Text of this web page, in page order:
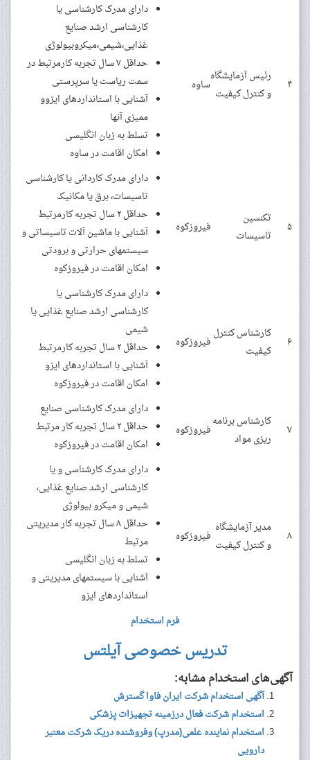
۴
رئیس آزمایشگاه
و کنترل کیفیت
ساوه
دارای مدرک کارشناسی یا
کارشناسی ارشد صنایع
غذایی،شیمی،میکروبیولوژی
حداقل ۷ سال تجربه کارمرتبط در
سمت ریاست یا سرپرستی
آشنایی با استانداردهای ایزوو
ممیزی آنها
تسلط به زبان انگلیسی
امکان اقامت در ساوه
۵
تکنسین
تاسیسات
فیروزکوه
دارای مدرک کاردانی یا کارشناسی
تاسیسات، برق یا مکانیک
حداقل ۲ سال تجربه کارمرتبط
آشنایی با ماشین آلات تاسیساتی و
سیستمهای حرارتی و برودتی
امکان اقامت در فیروزکوه
۶
کارشناس کنترل
کیفیت
فیروزکوه
دارای مدرک کارشناسی یا
کارشناسی ارشد صنایع غذایی یا
شیمی
حداقل ۲ سال تجربه کارمرتبط
آشنایی با استانداردهای ایزو
امکان اقامت در فیروزکوه
۷
کارشناس برنامه
ریزی مواد
فیروزکوه
دارای مدرک کارشناسی صنایع
حداقل ۲ سال تجربه کار مرتبط
امکان اقامت در فیروزکوه
۸
مدیر آزمایشگاه
و کنترل کیفیت
فیروزکوه
دارای مدرک کارشناسی و یا
کارشناسی ارشد صنایع غذایی،
شیمی و میکرو بیولوژی
حداقل ۸ سال تجربه کار مدیریتی
مرتبط
تسلط به زبان انگلیسی
آشنایی با سیستمهای مدیریتی و
استانداردهای ایزو
فرم استخدام
تدریس خصوصی آیلتس
آگهی‌های استخدام مشابه:
آگهی استخدام شرکت ایران فاوا گسترش
استخدام شرکت فعال درزمینه تجهیزات پزشکی
استخدام نماینده علمی(مدرپ) وفروشنده دریک شرکت معتبر
دارویی